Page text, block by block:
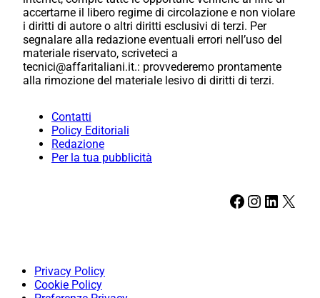
accertarne il libero regime di circolazione e non violare
i diritti di autore o altri diritti esclusivi di terzi. Per
segnalare alla redazione eventuali errori nell’uso del
materiale riservato, scriveteci a
tecnici@affaritaliani.it.: provvederemo prontamente
alla rimozione del materiale lesivo di diritti di terzi.
Contatti
Policy Editoriali
Redazione
Per la tua pubblicità
Facebook Instagram LinkedIn X
Privacy Policy
Cookie Policy